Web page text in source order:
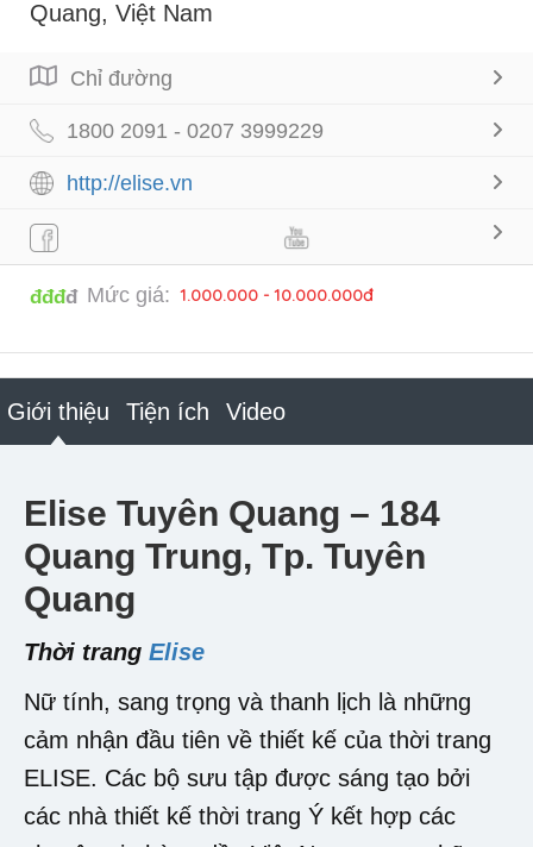
Quang, Việt Nam
Chỉ đường
1800 2091 - 0207 3999229
http://elise.vn
đđđđ Mức giá: 1.000.000 - 10.000.000đ
Giới thiệu Tiện ích Video
Elise Tuyên Quang – 184
Quang Trung, Tp. Tuyên
Quang
Thời trang Elise
Nữ tính, sang trọng và thanh lịch là những
cảm nhận đầu tiên về thiết kế của thời trang
ELISE. Các bộ sưu tập được sáng tạo bởi
các nhà thiết kế thời trang Ý kết hợp các